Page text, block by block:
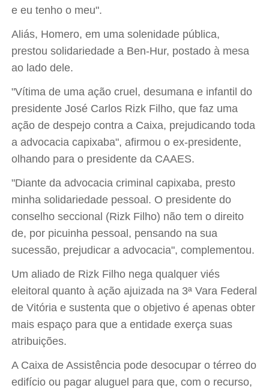
e eu tenho o meu".
Aliás, Homero, em uma solenidade pública,
prestou solidariedade a Ben-Hur, postado à mesa
ao lado dele.
"Vítima de uma ação cruel, desumana e infantil do
presidente José Carlos Rizk Filho, que faz uma
ação de despejo contra a Caixa, prejudicando toda
a advocacia capixaba", afirmou o ex-presidente,
olhando para o presidente da CAAES.
"Diante da advocacia criminal capixaba, presto
minha solidariedade pessoal. O presidente do
conselho seccional (Rizk Filho) não tem o direito
de, por picuinha pessoal, pensando na sua
sucessão, prejudicar a advocacia", complementou.
Um aliado de Rizk Filho nega qualquer viés
eleitoral quanto à ação ajuizada na 3ª Vara Federal
de Vitória e sustenta que o objetivo é apenas obter
mais espaço para que a entidade exerça suas
atribuições.
A Caixa de Assistência pode desocupar o térreo do
edifício ou pagar aluguel para que, com o recurso,